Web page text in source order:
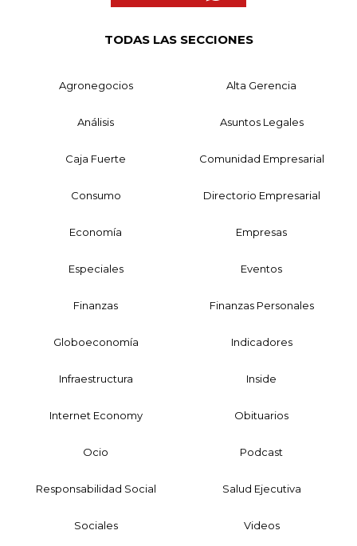
TODAS LAS SECCIONES
Agronegocios Alta Gerencia
Análisis Asuntos Legales
Caja Fuerte Comunidad Empresarial
Consumo Directorio Empresarial
Economía Empresas
Especiales Eventos
Finanzas Finanzas Personales
Globoeconomía Indicadores
Infraestructura Inside
Internet Economy Obituarios
Ocio Podcast
Responsabilidad Social Salud Ejecutiva
Sociales Videos